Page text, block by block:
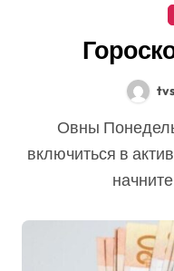
Овны Понедельник заставит вас сразу
включиться в